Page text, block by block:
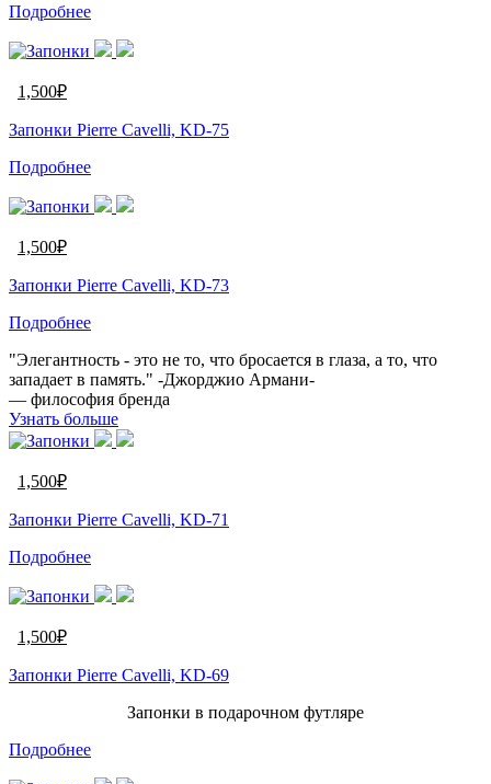
Подробнее
1,500₽
Запонки Pierre Cavelli, KD-75
Подробнее
1,500₽
Запонки Pierre Cavelli, KD-73
Подробнее
"Элегантность - это не то, что бросается в глаза, а то, что
западает в память." -Джорджио Армани-
— философия бренда
Узнать больше
1,500₽
Запонки Pierre Cavelli, KD-71
Подробнее
1,500₽
Запонки Pierre Cavelli, KD-69
Запонки в подарочном футляре
Подробнее